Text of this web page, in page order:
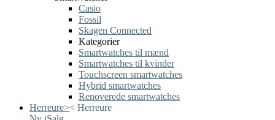
Casio
Fossil
Skagen Connected
Kategorier
Smartwatches til mænd
Smartwatches til kvinder
Touchscreen smartwatches
Hybrid smartwatches
Renoverede smartwatches
Herreure>< Herreure